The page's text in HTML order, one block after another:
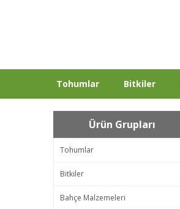
Tohumlar Bitkiler
Ürün Grupları
Tohumlar
Bitkiler
Bahçe Malzemeleri